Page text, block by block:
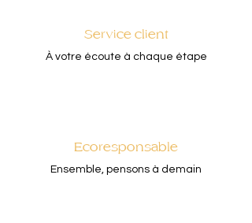
Service client
À votre écoute à chaque étape
Ecoresponsable
Ensemble, pensons à demain